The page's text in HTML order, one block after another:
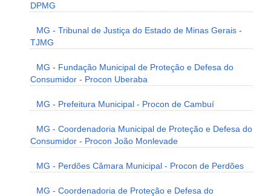
DPMG
MG - Tribunal de Justiça do Estado de Minas Gerais -
TJMG
MG - Fundação Municipal de Proteção e Defesa do
Consumidor - Procon Uberaba
MG - Prefeitura Municipal - Procon de Cambuí
MG - Coordenadoria Municipal de Proteção e Defesa do
Consumidor - Procon João Monlevade
MG - Perdões Câmara Municipal - Procon de Perdões
MG - Coordenadoria de Proteção e Defesa do